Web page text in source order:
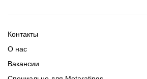
Старым игрокам
Фрибет
Контакты
О нас
Вакансии